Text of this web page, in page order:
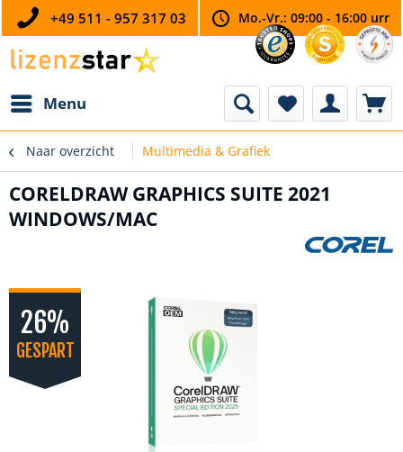
+49 511 - 957 317 03 Mo.-Vr.: 09:00 - 16:00 urr
Menu
Naar overzicht Multimedia & Grafiek
CORELDRAW GRAPHICS SUITE 2021
WINDOWS/MAC
26%
GESPART